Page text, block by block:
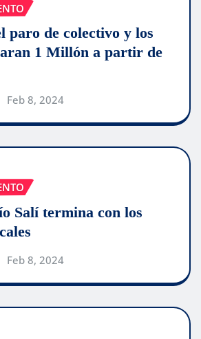
paro de colectivo y los
1 Millón a partir de
Feb 8, 2024
Salí termina con los
Feb 8, 2024